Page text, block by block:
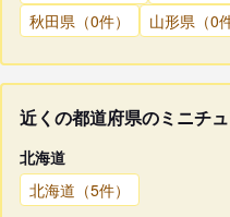
秋田県（0件）
山形県（0件
近くの都道府県のミニチ
北海道
北海道（5件）